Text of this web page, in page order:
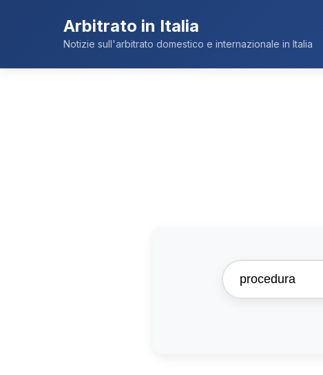
Arbitrato in Italia
Notizie sull'arbitrato domestico e internazionale in Italia